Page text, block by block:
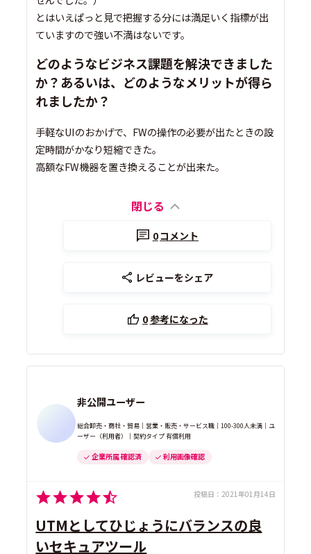
とはいえぱっと見で把握する分には満足いく指標が出
ていますので強い不満はないです。
どのようなビジネス課題を解決できました
か？あるいは、どのようなメリットが得ら
れましたか？
手軽なUIのおかげで、FWの操作の必要が出たときの設
定時間がかなり短縮できた。
高額なFW機器を置き換えることが出来た。
閉じる
0コメント
レビューをシェア
0参考になった
非公開ユーザー
総合卸売・商社・貿易｜営業・販売・サービス職｜100-300人未満｜ユ
ーザー（利用者）｜契約タイプ 有償利用
企業所属 確認済 利用画像確認
投稿日： 2021年01月14日
UTMとしてひじょうにバランスの良
いセキュアツール